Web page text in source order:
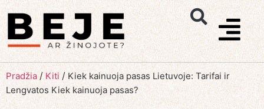
Pradžia / Kiti / Kiek kainuoja pasas Lietuvoje: Tarifai ir
Lengvatos Kiek kainuoja pasas?